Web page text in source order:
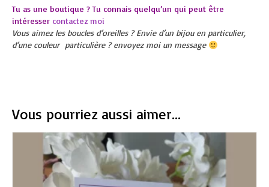
Tu as une boutique ? Tu connais quelqu’un qui peut être
intéresser contactez moi
Vous aimez les boucles d’oreilles ? Envie d’un bijou en particulier,
d’une couleur particulière ? envoyez moi un message
Vous pourriez aussi aimer...